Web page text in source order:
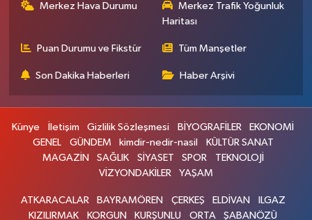
Merkez Hava Durumu
Merkez Trafik Yoğunluk
Haritası
Puan Durumu ve Fikstür Tüm Manşetler
Son Dakika Haberleri Haber Arşivi
Künye İletişim Gizlilik Sözleşmesi BİYOGRAFİLER
EKONOMİ
GENEL
GÜNDEM kimdir-nedir-nasil
KÜLTÜR SANAT
MAGAZİN
SAĞLIK SİYASET SPOR
TEKNOLOJİ
VİZYONDAKİLER
YAŞAM
ATKARACALAR BAYRAMÖREN ÇERKEŞ ELDİVAN
ILGAZ
KIZILIRMAK
KORGUN KURŞUNLU ORTA ŞABANÖZÜ